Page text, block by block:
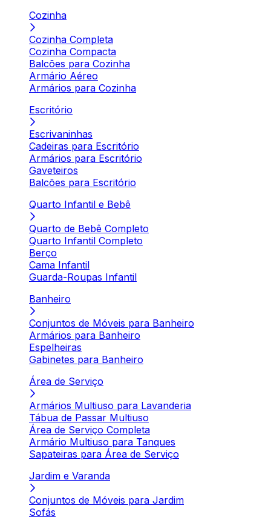
Cozinha
Cozinha Completa
Cozinha Compacta
Balcões para Cozinha
Armário Aéreo
Armários para Cozinha
Escritório
Escrivaninhas
Cadeiras para Escritório
Armários para Escritório
Gaveteiros
Balcões para Escritório
Quarto Infantil e Bebê
Quarto de Bebê Completo
Quarto Infantil Completo
Berço
Cama Infantil
Guarda-Roupas Infantil
Banheiro
Conjuntos de Móveis para Banheiro
Armários para Banheiro
Espelheiras
Gabinetes para Banheiro
Área de Serviço
Armários Multiuso para Lavanderia
Tábua de Passar Multiuso
Área de Serviço Completa
Armário Multiuso para Tanques
Sapateiras para Área de Serviço
Jardim e Varanda
Conjuntos de Móveis para Jardim
Sofás